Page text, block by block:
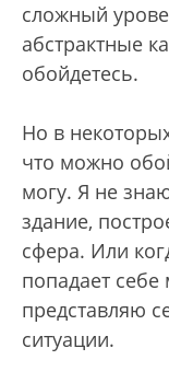
сложный
абстрактные
обойдетесь.
Но в
что можно
могу. Я не
здание,
сфера. Или
попадает
представляю
ситуации.